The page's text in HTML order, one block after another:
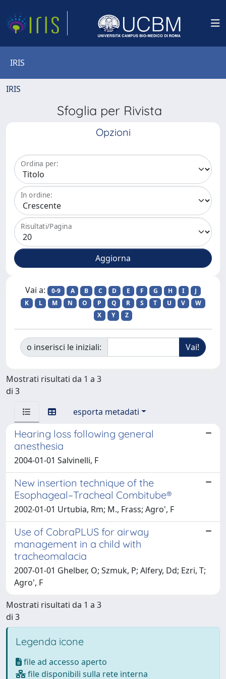
IRIS
IRIS
Sfoglia per Rivista
Opzioni
Ordina per:
In ordine:
Risultati/Pagina
Vai a: 0-9 A B C D E F G H I
J
K
L M N O P Q R S T U V
W
X
Y Z
o inserisci le iniziali:
Mostrati risultati da 1 a 3
di 3
esporta metadati
Hearing loss following general
anesthesia
2004-01-01 Salvinelli, F
New insertion technique of the
Esophageal–Tracheal Combitube®
2002-01-01 Urtubia, Rm; M., Frass; Agro', F
Use of CobraPLUS for airway
management in a child with
tracheomalacia
2007-01-01 Ghelber, O; Szmuk, P; Alfery, Dd; Ezri, T;
Agro', F
Mostrati risultati da 1 a 3
di 3
Legenda icone
file ad accesso aperto
file disponibili sulla rete interna